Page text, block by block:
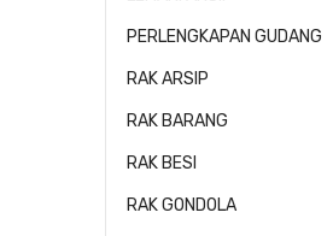
PERLENGKAPAN GUDANG
RAK ARSIP
RAK BARANG
RAK BESI
RAK GONDOLA